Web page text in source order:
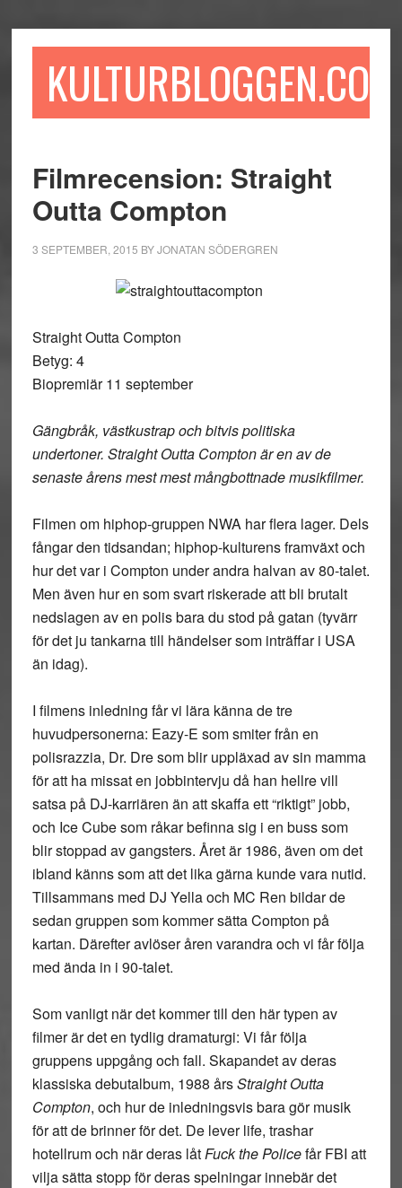
till
till
sidofältet
till
KULTURBLOGGEN.COM
Filmrecension: Straight
Outta Compton
3 SEPTEMBER, 2015 BYJONATAN SÖDERGREN
Straight Outta Compton
Betyg: 4
Biopremiär 11 september
Gängbråk, västkustrap och bitvis politiska
undertoner. Straight Outta Compton är en av de
senaste årens mest mest mångbottnade musikfilmer.
Filmen om hiphop-gruppen NWA har flera lager. Dels
fångar den tidsandan; hiphop-kulturens framväxt och
hur det var i Compton under andra halvan av 80-talet.
Men även hur en som svart riskerade att bli brutalt
nedslagen av en polis bara du stod på gatan (tyvärr
för det ju tankarna till händelser som inträffar i USA
än idag).
I filmens inledning får vi lära känna de tre
huvudpersonerna: Eazy-E som smiter från en
polisrazzia, Dr. Dre som blir uppläxad av sin mamma
för att ha missat en jobbintervju då han hellre vill
satsa på DJ-karriären än att skaffa ett “riktigt” jobb,
och Ice Cube som råkar befinna sig i en buss som
blir stoppad av gangsters. Året är 1986, även om det
ibland känns som att det lika gärna kunde vara nutid.
Tillsammans med DJ Yella och MC Ren bildar de
sedan gruppen som kommer sätta Compton på
kartan. Därefter avlöser åren varandra och vi får följa
med ända in i 90-talet.
Som vanligt när det kommer till den här typen av
filmer är det en tydlig dramaturgi: Vi får följa
gruppens uppgång och fall. Skapandet av deras
klassiska debutalbum, 1988 årsStraight Outta
Compton, och hur de inledningsvis bara gör musik
för att de brinner för det. De lever life, trashar
hotellrum och när deras låtFuck the Policefår FBI att
vilja sätta stopp för deras spelningar innebär det